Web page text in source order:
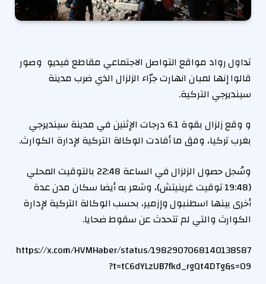
تداول رواد مواقع التواصل الاجتماعي مقاطع فيديو وصور
قالوا إنها لمبان انهارت جرّاء الزلزال الذي ضرب مدينة
سينديرجي التركية.
و وقع زلزال بقوة 6.1 درجات الإثنين في مدينة سينديرجي
بغرب تركيا، وفق ما أفادت الوكالة التركية لإدارة الكوارث.
وسُجل حصول الزلزال في الساعة 22:48 بالتوقيت المحلي
(19:48 توقيت غرينيتش)، وشعر به أيضا سكان مدن عدة
أخرى بينها اسطنبول وإزمير، بحسب الوكالة التركية لإدارة
الكوارث والتي لم تتحدث عن سقوط ضحايا.
https://x.com/HVMHaber/status/1982907068140138587
?t=tC6dYLzUB7fkd_rgQt4DTg&s=09